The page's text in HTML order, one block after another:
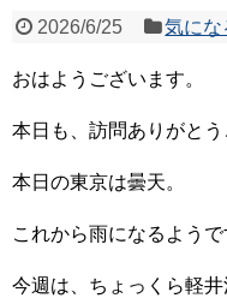
2026/6/25 気にな
おはようございます。
本日も、訪問ありがとう
本日の東京は曇天。
これから雨になるようで
今週は、ちょっくら軽井